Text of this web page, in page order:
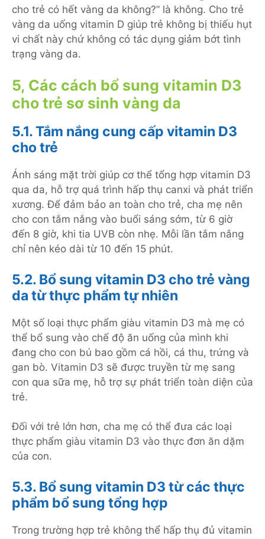
cho trẻ có hết vàng da không?” là không. Cho trẻ
vàng da uống vitamin D giúp trẻ không bị thiếu hụt
vi chất này chứ không có tác dụng giảm bớt tình
trạng vàng da.
5, Các cách bổ sung vitamin D3
cho trẻ sơ sinh vàng da
5.1. Tắm nắng cung cấp vitamin D3
cho trẻ
Ánh sáng mặt trời giúp cơ thể tổng hợp vitamin D3
qua da, hỗ trợ quá trình hấp thụ canxi và phát triển
xương. Để đảm bảo an toàn cho trẻ, cha mẹ nên
cho con tắm nắng vào buổi sáng sớm, từ 6 giờ
đến 8 giờ, khi tia UVB còn nhẹ. Mỗi lần tắm nắng
chỉ nên kéo dài từ 10 đến 15 phút.
5.2. Bổ sung vitamin D3 cho trẻ vàng
da từ thực phẩm tự nhiên
Một số loại thực phẩm giàu vitamin D3 mà mẹ có
thể bổ sung vào chế độ ăn uống của mình khi
đang cho con bú bao gồm cá hồi, cá thu, trứng và
gan bò. Vitamin D3 sẽ được truyền từ mẹ sang
con qua sữa mẹ, hỗ trợ sự phát triển toàn diện của
trẻ.
Đối với trẻ lớn hơn, cha mẹ có thể đưa các loại
thực phẩm giàu vitamin D3 vào thực đơn ăn dặm
của con.
5.3. Bổ sung vitamin D3 từ các thực
phẩm bổ sung tổng hợp
Trong trường hợp trẻ không thể hấp thụ đủ vitamin